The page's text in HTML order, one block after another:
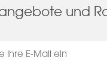
und